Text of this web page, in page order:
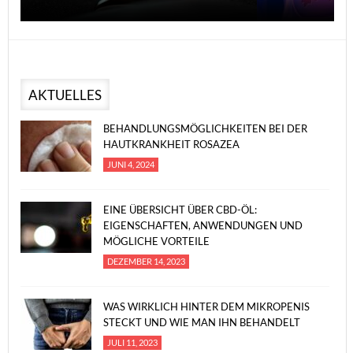
AKTUELLES
BEHANDLUNGSMÖGLICHKEITEN BEI DER
HAUTKRANKHEIT ROSAZEA
JUNI 4, 2024
EINE ÜBERSICHT ÜBER CBD-ÖL:
EIGENSCHAFTEN, ANWENDUNGEN UND
MÖGLICHE VORTEILE
DEZEMBER 14, 2023
WAS WIRKLICH HINTER DEM MIKROPENIS
STECKT UND WIE MAN IHN BEHANDELT
JULI 11, 2023